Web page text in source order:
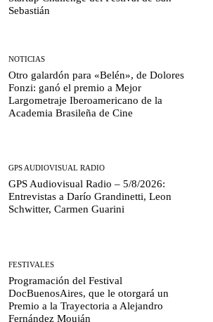
Sebastián
NOTICIAS
Otro galardón para «Belén», de Dolores
Fonzi: ganó el premio a Mejor
Largometraje Iberoamericano de la
Academia Brasileña de Cine
GPS AUDIOVISUAL RADIO
GPS Audiovisual Radio – 5/8/2026:
Entrevistas a Darío Grandinetti, Leon
Schwitter, Carmen Guarini
FESTIVALES
Programación del Festival
DocBuenosAires, que le otorgará un
Premio a la Trayectoria a Alejandro
Fernández Mouján